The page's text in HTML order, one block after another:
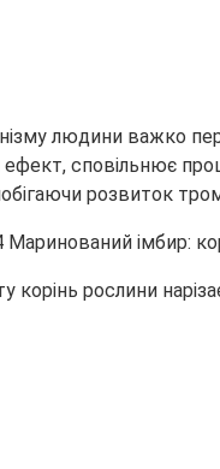
людини важко
сповільнює
розвиток
корінь рослини